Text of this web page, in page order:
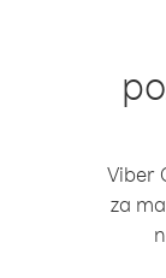
Viber
za